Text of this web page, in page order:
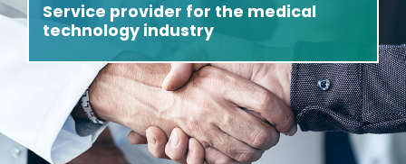
Service provider for the medical
technology industry